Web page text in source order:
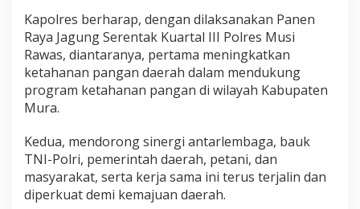
Kapolres berharap, dengan dilaksanakan Panen
Raya Jagung Serentak Kuartal III Polres Musi
Rawas, diantaranya, pertama meningkatkan
ketahanan pangan daerah dalam mendukung
program ketahanan pangan di wilayah Kabupaten
Mura.
Kedua, mendorong sinergi antarlembaga, bauk
TNI-Polri, pemerintah daerah, petani, dan
masyarakat, serta kerja sama ini terus terjalin dan
diperkuat demi kemajuan daerah.